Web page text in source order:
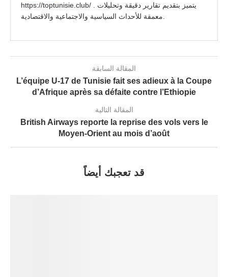
https://toptunisie.club/ . يتميز بتقديم تقارير دقيقة وتحليلات
معمقة للأحداث السياسية والاجتماعية والاقتصادية.
المقالة السابقة
L’équipe U-17 de Tunisie fait ses adieux à la Coupe
d’Afrique après sa défaite contre l’Ethiopie
المقالة التالية
British Airways reporte la reprise des vols vers le
Moyen-Orient au mois d’août
قد تعجبك أيضاً